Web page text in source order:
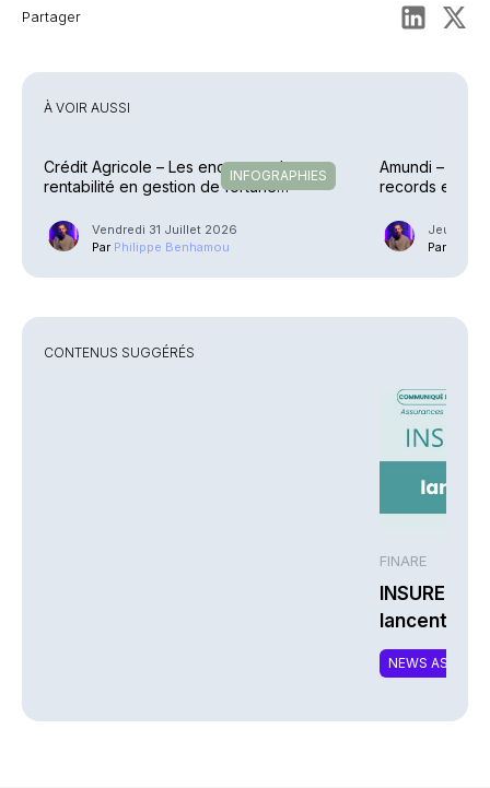
Partager
À VOIR AUSSI
INFOGRAPHIES
Crédit Agricole – Les encours et la
rentabilité en gestion de fortune
Vendredi 31 Juillet 2026
Par Philippe Benhamou
Amundi – Des
records en
Jeudi 30
Par
CONTENUS SUGGÉRÉS
FINARE
INSUREM
lancent
nouvelle
NEWS